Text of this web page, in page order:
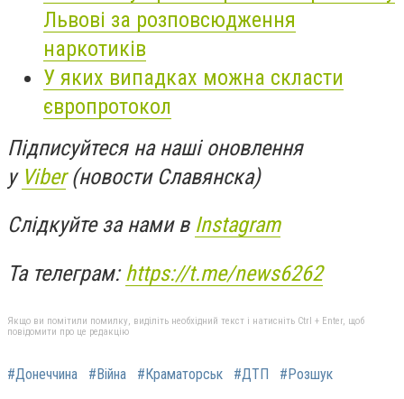
Львові за розповсюдження
наркотиків
У яких випадках можна скласти
європротокол
Підписуйтеся на наші оновлення
у Viber(новости Славянска)
Слідкуйте за нами в Instagram
Та телеграм:https://t.me/news6262
Якщо ви помітили помилку, виділіть необхідний текст і натисніть Ctrl + Enter, щоб
повідомити про це редакцію
#Донеччина #Війна #Краматорськ #ДТП #Розшук